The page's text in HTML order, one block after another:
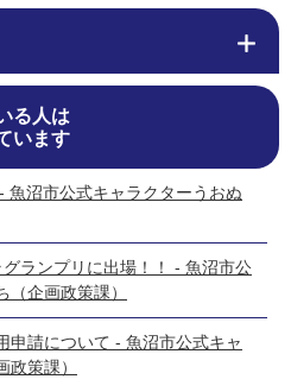
る人は
います
魚沼市公式キャラクターうおぬ
ランプリに出場！！ - 魚沼市公
企画政策課）
申請について - 魚沼市公式キャ
策課）